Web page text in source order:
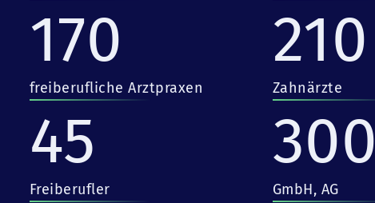
170
freiberufliche Arztpraxen
210
Zahnärzte
45
Freiberufler
300
GmbH, AG